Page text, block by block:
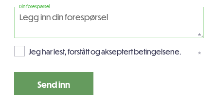
Din forespørsel
*
Jeg har lest, forstått og akseptert betingelsene. *